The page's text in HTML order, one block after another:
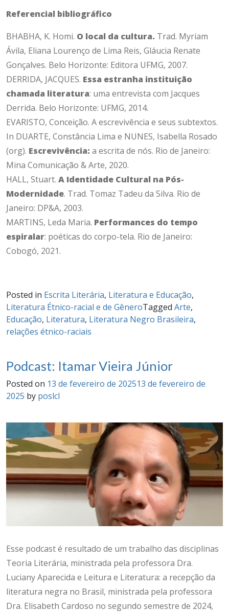
Referencial bibliográfico
BHABHA, K. Homi. O local da cultura. Trad. Myriam
Ávila, Eliana Lourenço de Lima Reis, Gláucia Renate
Gonçalves. Belo Horizonte: Editora UFMG, 2007.
DERRIDA, JACQUES. Essa estranha instituição
chamada literatura: uma entrevista com Jacques
Derrida. Belo Horizonte: UFMG, 2014.
EVARISTO, Conceição. A escrevivência e seus subtextos.
In DUARTE, Constância Lima e NUNES, Isabella Rosado
(org). Escrevivência: a escrita de nós. Rio de Janeiro:
Mina Comunicação & Arte, 2020.
HALL, Stuart. A Identidade Cultural na Pós-
Modernidade. Trad. Tomaz Tadeu da Silva. Rio de
Janeiro: DP&A, 2003.
MARTINS, Leda Maria. Performances do tempo
espiralar: poéticas do corpo-tela. Rio de Janeiro:
Cobogó, 2021.
Posted in Escrita Literária, Literatura e Educação,
Literatura Étnico-racial e de GêneroTagged Arte,
Educação, Literatura, Literatura Negro Brasileira,
relações étnico-raciais
Podcast: Itamar Vieira Júnior
Posted on 13 de fevereiro de 202513 de fevereiro de
2025 by poslcl
Esse podcast é resultado de um trabalho das disciplinas
Teoria Literária, ministrada pela professora Dra.
Luciany Aparecida e Leitura e Literatura: a recepção da
literatura negra no Brasil, ministrada pela professora
Dra. Elisabeth Cardoso no segundo semestre de 2024,